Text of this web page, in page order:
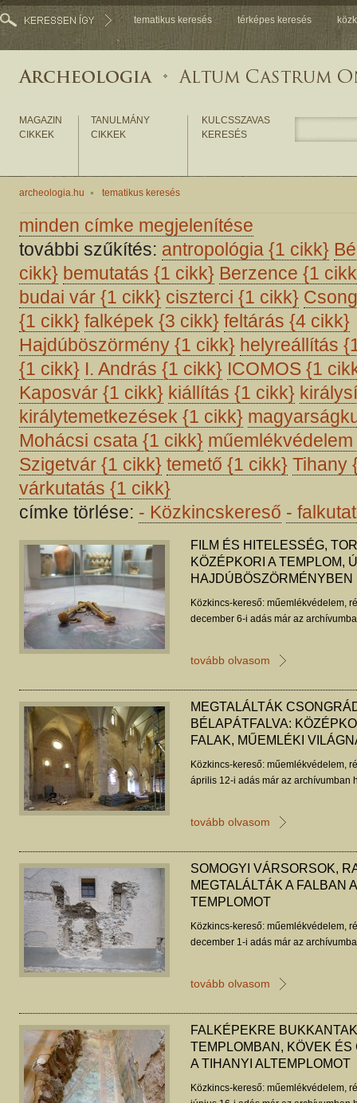
tematikus keresés térképes keresés
MAGAZIN
CIKKEK
TANULMÁNY
CIKKEK
KULCSSZAVAS
KERESÉS
archeologia.hu tematikus keresés
minden címke megjelenítése
további szűkítés: antropológia {1 cikk}
cikk} bemutatás {1 cikk} Berzence {1
budai vár {1 cikk} ciszterci {1 cikk}
{1 cikk} falképek {3 cikk} feltárás {4 cikk}
Hajdúböszörmény {1 cikk} helyreállítás
{1 cikk} I. András {1 cikk} ICOMOS {1
Kaposvár {1 cikk} kiállítás {1 cikk}
királytemetkezések {1 cikk}
Mohácsi csata {1 cikk} műemlékvédelem
Szigetvár {1 cikk} temető {1 cikk} Tihany
várkutatás {1 cikk}
címke törlése: - Közkincskereső -
FILM ÉS HITELESSÉG,
KÖZÉPKORI A TEMPLOM,
HAJDÚBÖSZÖRMÉNYBEN
Közkincs-kereső: műemlékvédelem,
december 6-i adás már az
tovább olvasom
MEGTALÁLTÁK
BÉLAPÁTFALVA:
FALAK, MŰEMLÉKI
Közkincs-kereső: műemlékvédelem,
április 12-i adás már az archívumban
tovább olvasom
SOMOGYI VÁRSORSOK,
MEGTALÁLTÁK A FALBAN
TEMPLOMOT
Közkincs-kereső: műemlékvédelem,
december 1-i adás már az
tovább olvasom
FALKÉPEKRE
TEMPLOMBAN, KÖVEK
A TIHANYI ALTEMPLOMOT
Közkincs-kereső: műemlékvédelem,